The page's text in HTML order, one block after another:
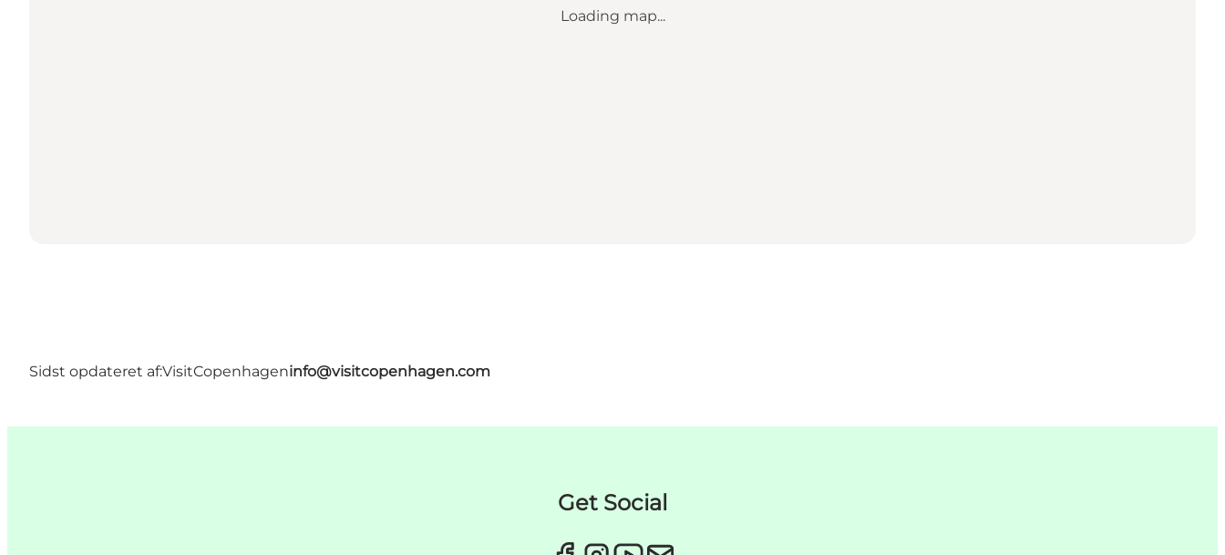
Loading map...
Sidst opdateret af:VisitCopenhageninfo@visitcopenhagen.com
Get Social